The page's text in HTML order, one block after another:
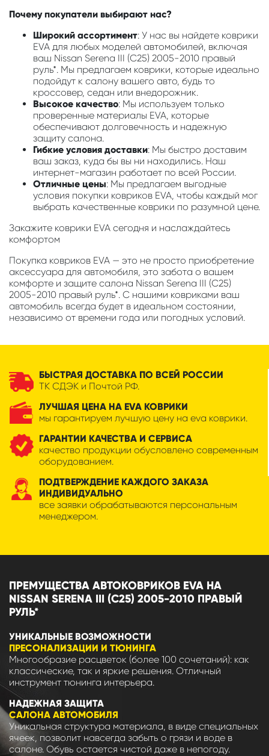
Почему покупатели выбирают нас?
Широкий ассортимент: У нас вы найдете коврики
EVA для любых моделей автомобилей, включая
ваш Nissan Serena III (C25) 2005-2010 правый
руль*. Мы предлагаем коврики, которые идеально
подойдут к салону вашего авто, будь то
кроссовер, седан или внедорожник.
Высокое качество: Мы используем только
проверенные материалы EVA, которые
обеспечивают долговечность и надежную
защиту салона.
Гибкие условия доставки: Мы быстро доставим
ваш заказ, куда бы вы ни находились. Наш
интернет-магазин работает по всей России.
Отличные цены: Мы предлагаем выгодные
условия покупки ковриков EVA, чтобы каждый мог
выбрать качественные коврики по разумной цене.
Закажите коврики EVA сегодня и наслаждайтесь
комфортом
Покупка ковриков EVA — это не просто приобретение
аксессуара для автомобиля, это забота о вашем
комфорте и защите салона Nissan Serena III (C25)
2005-2010 правый руль*. С нашими ковриками ваш
автомобиль всегда будет в идеальном состоянии,
независимо от времени года или погодных условий.
БЫСТРАЯ ДОСТАВКА ПО ВСЕЙ РОССИИ
ТК СДЭК и Почтой РФ.
ЛУЧШАЯ ЦЕНА НА EVA КОВРИКИ
мы гарантируем лучшую цену на eva коврики.
ГАРАНТИИ КАЧЕСТВА И СЕРВИСА
качество продукции обусловлено современным
оборудованием.
ПОДТВЕРЖДЕНИЕ КАЖДОГО ЗАКАЗА
ИНДИВИДУАЛЬНО
все заявки обрабатываются персональным
менеджером.
ПРЕМУЩЕСТВА АВТОКОВРИКОВ EVA НА
NISSAN SERENA III (C25) 2005-2010 ПРАВЫЙ
РУЛЬ*
УНИКАЛЬНЫЕ ВОЗМОЖНОСТИ
ПРЕСОНАЛИЗАЦИИ И ТЮНИНГА
Многообразие расцветок (более 100 сочетаний): как
классические, так и яркие решения. Отличный
инструмент тюнинга интерьера.
НАДЕЖНАЯ ЗАЩИТА
САЛОНА АВТОМОБИЛЯ
Уникальная структура материала, в виде специальных
ячеек, позволит навсегда забыть о грязи и воде в
салоне. Обувь остается чистой даже в непогоду.